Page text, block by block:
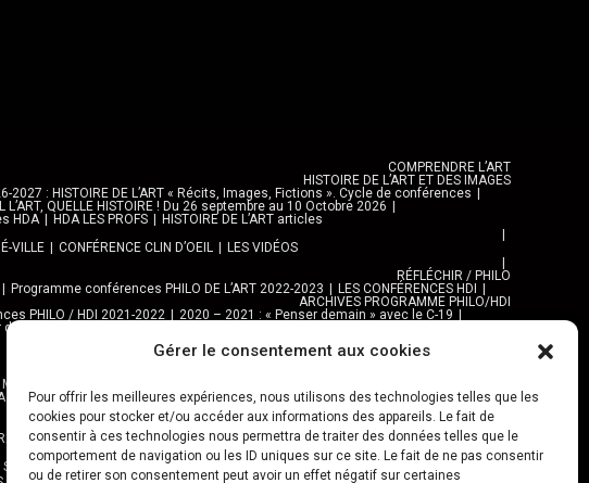
Gérer le consentement aux cookies
Pour offrir les meilleures expériences, nous utilisons des technologies telles que les
cookies pour stocker et/ou accéder aux informations des appareils. Le fait de
consentir à ces technologies nous permettra de traiter des données telles que le
comportement de navigation ou les ID uniques sur ce site. Le fait de ne pas consentir
ou de retirer son consentement peut avoir un effet négatif sur certaines
COMPRENDRE L’ART
HISTOIRE DE L’ART ET DES IMAGES
2027 : HISTOIRE DE L’ART « Récits, Images, Fictions ». Cycle de conférences
L’ART, QUELLE HISTOIRE ! Du 26 septembre au 10 Octobre 2026
HDA
HDA LES PROFS
HISTOIRE DE L’ART articles
VILLE CONFÉRENCE CLIN D’OEIL
LES VIDÉOS
RÉFLÉCHIR / PHILO
Programme conférences PHILO DE L’ART 2022-2023
LES CONFÉRENCES HDI
ARCHIVES PROGRAMME PHILO/HDI
PHILO / HDI 2021-2022
2020 – 2021 : « Penser demain » avec le C-19
» avec le C-19
EXPOS, ARTS ET VILLES
MEDIATHEQUES, AUTRES LIEUX
GALERIE ANNAPURNA
Al TANNOUR
BALADES, SORTIES
DES BALADES URBAINES 2025
PROGRAMME BALADES en Essonne 2024
URBAN SKETCHERS ESSONNE
URBAN SKETCHER 2024-2025 :
Archives URBAN SKETCHERS ESSONNE